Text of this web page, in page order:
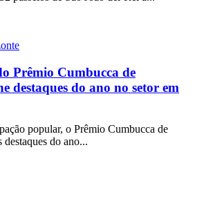
Prêmio Cumbucca de
destaques do ano no setor em
popular, o Prêmio Cumbucca de
do ano...